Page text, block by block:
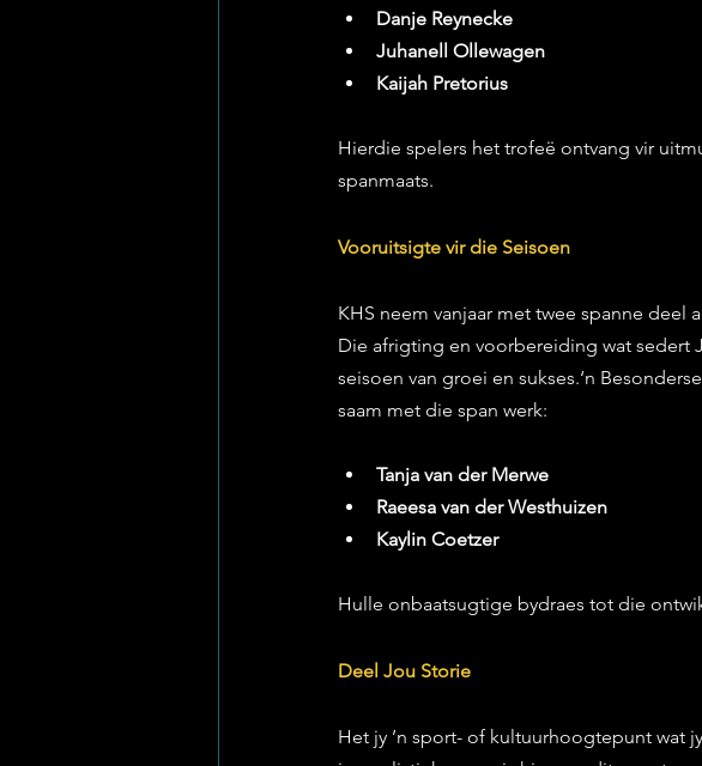
Danje Reynecke
Juhanell Ollewagen
Kaijah Pretorius
Hierdie spelers het trofeë ontvang vir
spanmaats.
Vooruitsigte vir die Seisoen
KHS neem vanjaar met twee spanne
Die afrigting en voorbereiding wat sedert
seisoen van groei en sukses.‘n
saam met die span werk:
Tanja van der Merwe
Raeesa van der Westhuizen
Kaylin Coetzer
Hulle onbaatsugtige bydraes tot die
Deel Jou Storie
Het jy ’n sport- of kultuurhoogtepunt wat